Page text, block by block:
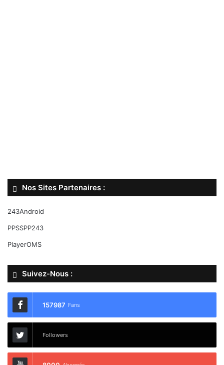
Nos Sites Partenaires :
243Android
PPSSPP243
PlayerOMS
Suivez-Nous :
157987 Fans
Followers